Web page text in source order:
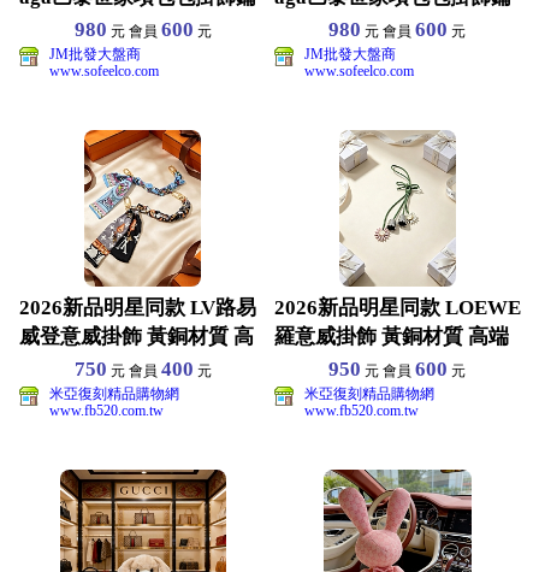
匙扣 黃980 元 會員 600 元
JM批發大盤商
www.sofeelco.com
匙扣 黃980 元 會員600 元
JM批發大盤商
www.sofeelco.com
2026新品明星同款 LV路易
威登意威掛飾 黃銅材質 高
端品質 包裝齊
750 元 會員 400 元
米亞復刻精品購物網
www.fb520.com.tw
2026新品明星同款 LOEWE
羅意威掛飾 黃銅材質 高端
品質 包裝齊
950 元 會員600 元
米亞復刻精品購物網
www.fb520.com.tw